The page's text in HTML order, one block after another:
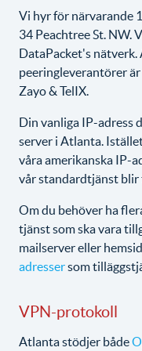
Vi hyr för närvarande
34 Peachtree St. NW.
DataPacket's
peeringleverantörer
Zayo & TelIX.
Din vanliga IP-adress
server i Atlanta.
våra amerikanska IP-
vår standardtjänst blir
Om du behöver ha
tjänst som ska vara
mailserver eller
adressersom
VPN-protokoll
Atlanta stödjer både